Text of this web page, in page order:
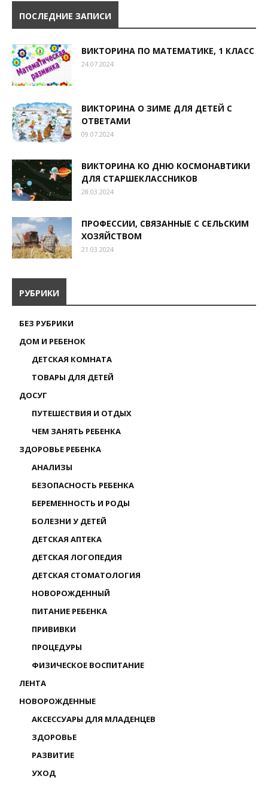
ПОСЛЕДНИЕ ЗАПИСИ
ВИКТОРИНА ПО МАТЕМАТИКЕ, 1 КЛАСС
24.07.2024
ВИКТОРИНА О ЗИМЕ ДЛЯ ДЕТЕЙ С
ОТВЕТАМИ
09.07.2024
ВИКТОРИНА КО ДНЮ КОСМОНАВТИКИ
ДЛЯ СТАРШЕКЛАССНИКОВ
28.03.2024
ПРОФЕССИИ, СВЯЗАННЫЕ С СЕЛЬСКИМ
ХОЗЯЙСТВОМ
21.03.2024
РУБРИКИ
БЕЗ РУБРИКИ
ДОМ И РЕБЕНОК
ДЕТСКАЯ КОМНАТА
ТОВАРЫ ДЛЯ ДЕТЕЙ
ДОСУГ
ПУТЕШЕСТВИЯ И ОТДЫХ
ЧЕМ ЗАНЯТЬ РЕБЕНКА
ЗДОРОВЬЕ РЕБЕНКА
АНАЛИЗЫ
БЕЗОПАСНОСТЬ РЕБЕНКА
БЕРЕМЕННОСТЬ И РОДЫ
БОЛЕЗНИ У ДЕТЕЙ
ДЕТСКАЯ АПТЕКА
ДЕТСКАЯ ЛОГОПЕДИЯ
ДЕТСКАЯ СТОМАТОЛОГИЯ
НОВОРОЖДЕННЫЙ
ПИТАНИЕ РЕБЕНКА
ПРИВИВКИ
ПРОЦЕДУРЫ
ФИЗИЧЕСКОЕ ВОСПИТАНИЕ
ЛЕНТА
НОВОРОЖДЕННЫЕ
АКСЕССУАРЫ ДЛЯ МЛАДЕНЦЕВ
ЗДОРОВЬЕ
РАЗВИТИЕ
УХОД